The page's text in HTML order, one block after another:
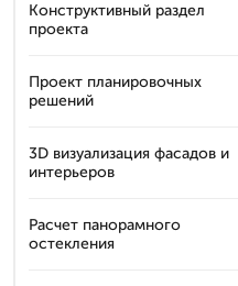
Конструктивный раздел
проекта
Проект планировочных
решений
3D визуализация фасадов и
интерьеров
Расчет панорамного
остекления